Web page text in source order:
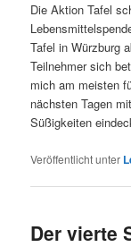
Die Aktion Tafel
Tafel in Würzburg
Teilnehmer sich
mich am meisten
nächsten Tagen
Süßigkeiten
Veröffentlicht unter
Der vierte